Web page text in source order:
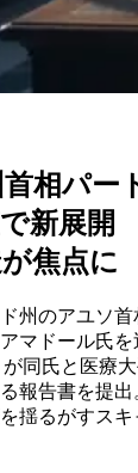
相パー
新展開
焦点に
州のアユソ
マドール氏
同氏と医療
報告書を提
揺るがすス